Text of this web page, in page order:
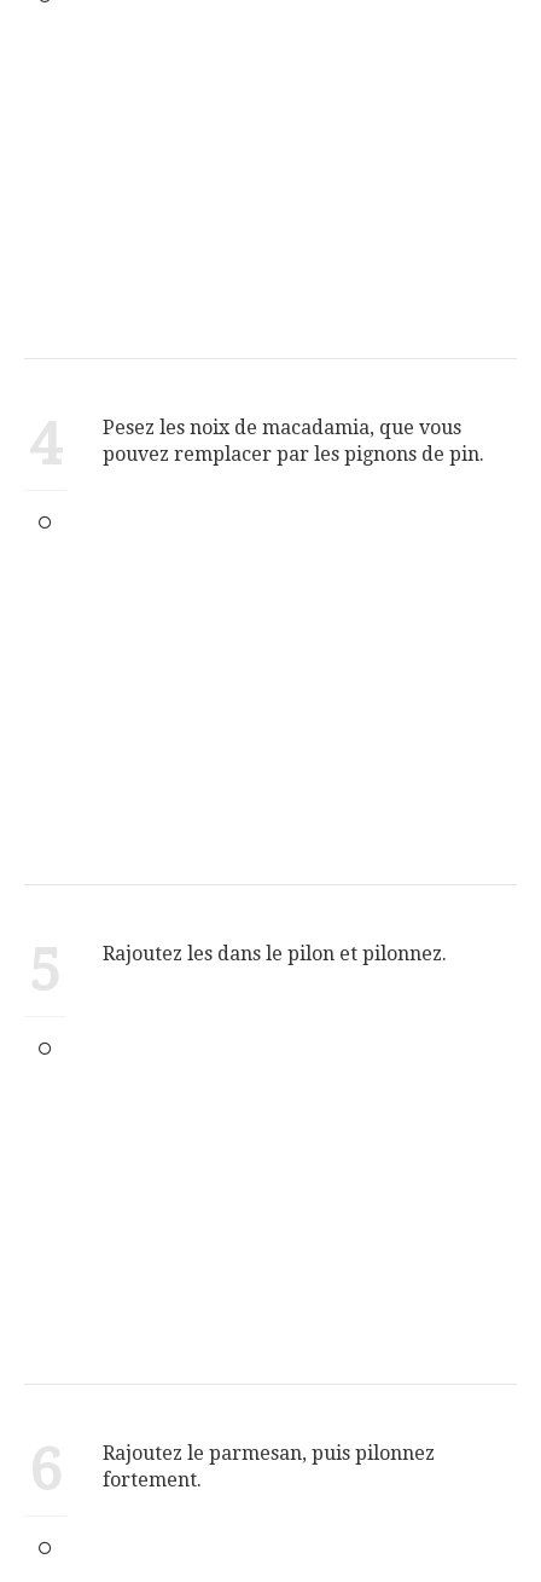
4
Pesez les noix de macadamia, que vous
pouvez remplacer par les pignons de pin.
5 Rajoutez les dans le pilon et pilonnez.
6
Rajoutez le parmesan, puis pilonnez
fortement.